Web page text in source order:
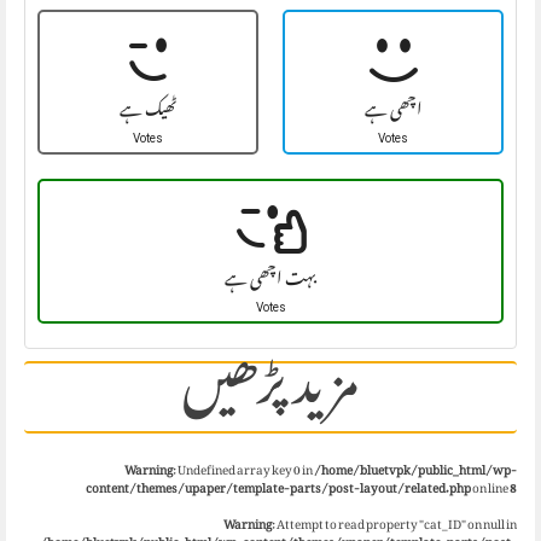
ٹھیک ہے
Votes اچھی ہے
Votes
بہت اچھی ہے
Votes
مزید پڑھیں Warning: Undefined array key 0 in/home/bluetvpk/public_html/wp-
content/themes/upaper/template-parts/post-layout/related.phpon line8
Warning: Attempt to read property "cat_ID" on null in